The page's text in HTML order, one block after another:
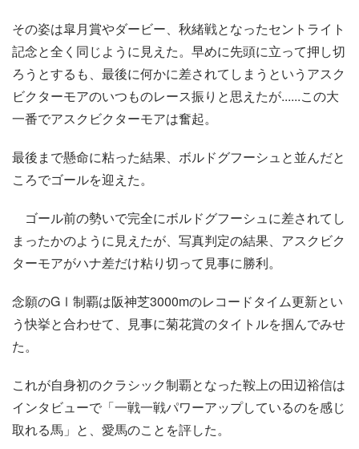
その姿は皐月賞やダービー、秋緒戦となったセントライト
記念と全く同じように見えた。早めに先頭に立って押し切
ろうとするも、最後に何かに差されてしまうというアスク
ビクターモアのいつものレース振りと思えたが......この大
一番でアスクビクターモアは奮起。
最後まで懸命に粘った結果、ボルドグフーシュと並んだと
ころでゴールを迎えた。
ゴール前の勢いで完全にボルドグフーシュに差されてし
まったかのように見えたが、写真判定の結果、アスクビク
ターモアがハナ差だけ粘り切って見事に勝利。
念願のGⅠ制覇は阪神芝3000mのレコードタイム更新とい
う快挙と合わせて、見事に菊花賞のタイトルを掴んでみせ
た。
これが自身初のクラシック制覇となった鞍上の田辺裕信は
インタビューで「一戦一戦パワーアップしているのを感じ
取れる馬」と、愛馬のことを評した。